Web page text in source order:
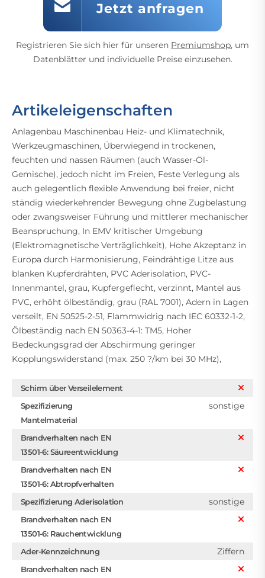
Jetzt anfragen
Registrieren Sie sich hier für unseren Premiumshop, um
Datenblätter und individuelle Preise einzusehen.
Artikeleigenschaften
Anlagenbau Maschinenbau Heiz- und Klimatechnik,
Werkzeugmaschinen, Überwiegend in trockenen,
feuchten und nassen Räumen (auch Wasser-Öl-
Gemische), jedoch nicht im Freien, Feste Verlegung als
auch gelegentlich flexible Anwendung bei freier, nicht
ständig wiederkehrender Bewegung ohne Zugbelastung
oder zwangsweiser Führung und mittlerer mechanischer
Beanspruchung, In EMV kritischer Umgebung
(Elektromagnetische Verträglichkeit), Hohe Akzeptanz in
Europa durch Harmonisierung, Feindrähtige Litze aus
blanken Kupferdrähten, PVC Aderisolation, PVC-
Innenmantel, grau, Kupfergeflecht, verzinnt, Mantel aus
PVC, erhöht ölbeständig, grau (RAL 7001), Adern in Lagen
verseilt, EN 50525-2-51, Flammwidrig nach IEC 60332-1-2,
Ölbeständig nach EN 50363-4-1: TM5, Hoher
Bedeckungsgrad der Abschirmung geringer
Kopplungswiderstand (max. 250 ?/km bei 30 MHz),
Schirm über Verseilelement
Spezifizierung
Mantelmaterial
sonstige
Brandverhalten nach EN
13501-6: Säureentwicklung
Brandverhalten nach EN
13501-6: Abtropfverhalten
Spezifizierung Aderisolation
sonstige
Brandverhalten nach EN
13501-6: Rauchentwicklung
Ader-Kennzeichnung
Ziffern
Brandverhalten nach EN